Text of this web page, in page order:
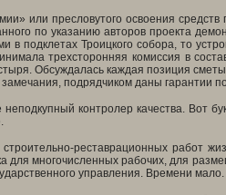
или пресловутого освоения
по указанию авторов проекта
в подклетах Троицкого собора, то
трехсторонняя комиссия в
Обсуждалась каждая позиция
подрядчиком даны гарантии
контролер качества. Вот
реставрационных работ
для многочисленных рабочих, для
управления. Времени